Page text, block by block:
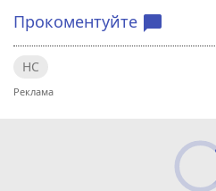
Прокоментуйте chat_bubble
НС